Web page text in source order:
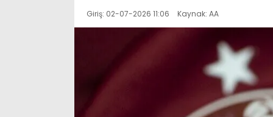
Giriş: 02-07-2026 11:06 Kaynak: AA